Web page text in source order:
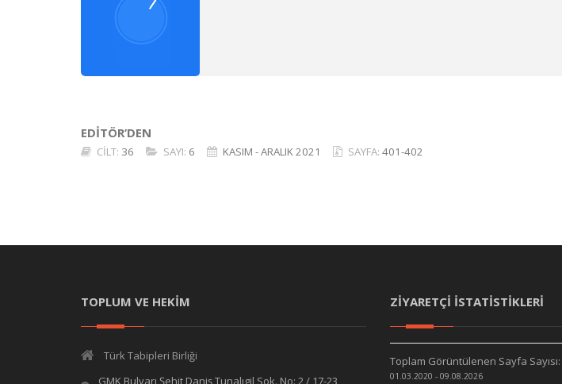
EDİTÖR’DEN
CİLT: 36 SAYI: 6 KASIM - ARALIK 2021 SAYFA: 401-402
TOPLUM VE HEKİM
Türk Tabipleri Birliği
GMK Bulvarı Şehit Daniş Tunalıgil Sok. No: 2 / 17-23,
ZİYARETÇİ İSTATİSTİKLERİ
Toplam Görüntülenen Sayfa Sayısı:
01.03.2020 - 09.08.2026